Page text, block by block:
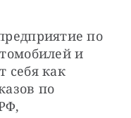
по
и
себя как
по